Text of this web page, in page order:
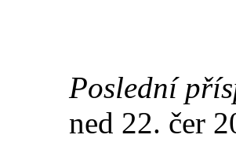
Poslední
ned 22. čer